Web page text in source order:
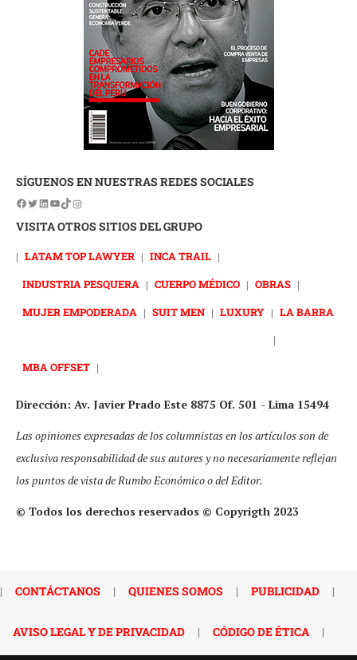
SÍGUENOS EN NUESTRAS REDES SOCIALES
VISITA OTROS SITIOS DEL GRUPO
| LATAM TOP LAWYER | INCA TRAIL |
INDUSTRIA PESQUERA | CUERPO MÉDICO | OBRAS |
MUJER EMPODERADA | SUIT MEN | LUXURY | LA BARRA
|
MBA OFFSET |
Dirección: Av. Javier Prado Este 8875 Of. 501 - Lima 15494
Las opiniones expresadas de los columnistas en los artículos son de
exclusiva responsabilidad de sus autores y no necesariamente reflejan
los puntos de vista de Rumbo Económico o del Editor.
© Todos los derechos reservados © Copyrigth 2023
| CONTÁCTANOS | QUIENES SOMOS | PUBLICIDAD |
AVISO LEGAL Y DE PRIVACIDAD | CÓDIGO DE ÉTICA |